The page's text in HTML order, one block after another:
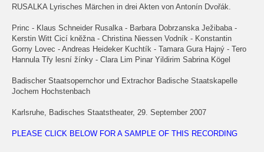
RUSALKA Lyrisches Märchen in drei Akten von Antonín Dvořák.
Princ - Klaus Schneider Rusalka - Barbara Dobrzanska Ježibaba -
Kerstin Witt Cicí knĕžna - Christina Niessen Vodník - Konstantin
Gorny Lovec - Andreas Heideker Kuchtík - Tamara Gura Hajný - Tero
Hannula Třy lesní žínky - Clara Lim Pinar Yildirim Sabrina Kögel
Badischer Staatsopernchor und Extrachor Badische Staatskapelle
Jochem Hochstenbach
Karlsruhe, Badisches Staatstheater, 29. September 2007
PLEASE CLICK BELOW FOR A SAMPLE OF THIS RECORDING